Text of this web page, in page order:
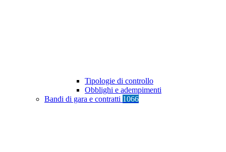
Tipologie di controllo
Obblighi e adempimenti
Bandi di gara e contratti 1066